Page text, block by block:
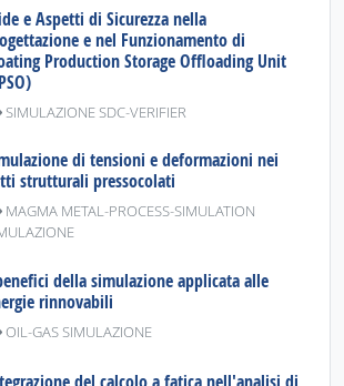
e Aspetti di Sicurezza nella
e nel Funzionamento di
Production Storage Offloading Unit
SIMULAZIONE SDC-VERIFIER
di tensioni e deformazioni nei
strutturali pressocolati
MAGMA METAL-PROCESS-SIMULATION
della simulazione applicata alle
rinnovabili
OIL-GAS SIMULAZIONE
del calcolo a fatica nell'analisi di